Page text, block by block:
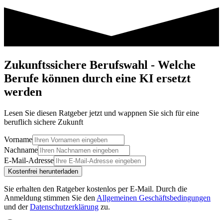
Zukunftssichere Berufswahl - Welche
Berufe können durch eine KI ersetzt
werden
Lesen Sie diesen Ratgeber jetzt und wappnen Sie sich für eine
beruflich sichere Zukunft
Vorname
Nachname
E-Mail-Adresse
Kostenfrei herunterladen
Sie erhalten den Ratgeber kostenlos per E-Mail. Durch die
Anmeldung stimmen Sie den Allgemeinen Geschäftsbedingungen
und derDatenschutzerklärung zu.